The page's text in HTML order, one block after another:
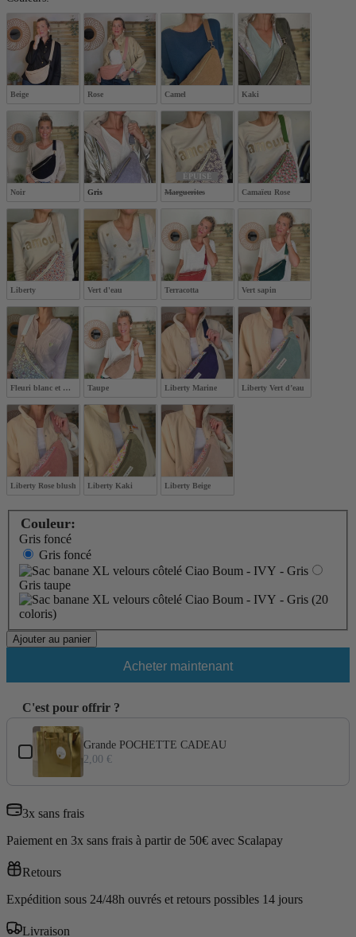
Beige Rose Camel Kaki
Noir Gris
ÉPUISÉ
Marguerites
Camaïeu Rose
Liberty Vert d'eau Terracotta Vert sapin
Fleuri blanc et mauve Taupe Liberty Marine Liberty Vert d’eau
Liberty Rose blush Liberty Kaki Liberty Beige
Couleur:
Gris foncé
Gris foncé
Gris taupe
Ajouter au panier
Acheter maintenant
C'est pour offrir ?
Use the Previous and Next buttons to navigate through product
Grande POCHETTE CADEAU
2,00 €
3x sans frais
Paiement en 3x sans frais à partir de 50€ avec Scalapay
Retours
Expédition sous 24/48h ouvrés et retours possibles 14 jours
Livraison